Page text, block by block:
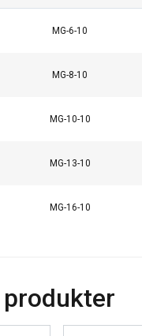
MG-6-10
MG-8-10
MG-10-10
MG-13-10
MG-16-10
produkter
Käytämme
tietoja sivustomme
muihin tietoihin,